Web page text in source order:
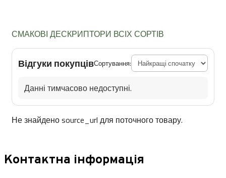
СМАКОВІ ДЕСКРИПТОРИ ВСІХ СОРТІВ
Відгуки покупцівСортування:
Данні тимчасово недоступні.
Не знайдено source_url для поточного товару.
Контактна інформація